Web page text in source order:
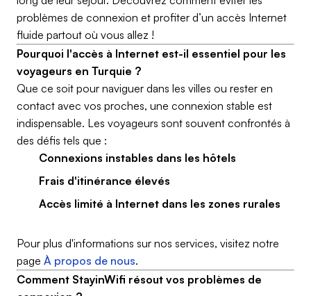
problèmes de connexion et profiter d’un accès Internet
fluide partout où vous allez !
Pourquoi l'accès à Internet est-il essentiel pour les
voyageurs en Turquie ?
Que ce soit pour naviguer dans les villes ou rester en
contact avec vos proches, une connexion stable est
indispensable. Les voyageurs sont souvent confrontés à
des défis tels que :
Connexions instables dans les hôtels
Frais d'itinérance élevés
Accès limité à Internet dans les zones rurales
Pour plus d'informations sur nos services, visitez notre
page À propos de nous.
Comment StayinWifi résout vos problèmes de